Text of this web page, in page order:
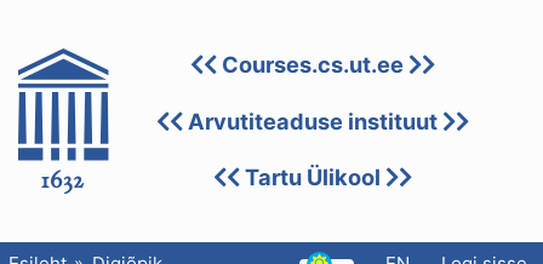
Courses.cs.ut.ee
Arvutiteaduse instituut
Tartu Ülikool